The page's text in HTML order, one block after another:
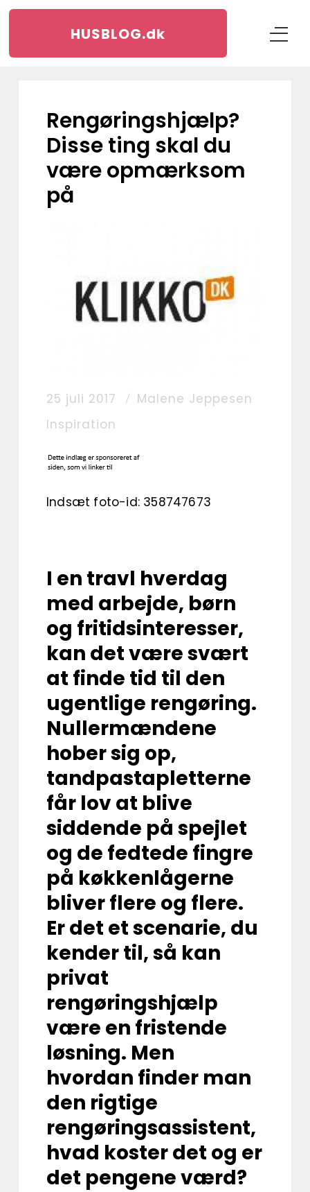
HUSBLOG.dk
Rengøringshjælp?
Disse ting skal du
være opmærksom
på
25 juli 2017
Malene Jeppesen
Inspiration
Indsæt foto-id: 358747673
I en travl hverdag
med arbejde, børn
og fritidsinteresser,
kan det være svært
at finde tid til den
ugentlige rengøring.
Nullermændene
hober sig op,
tandpastapletterne
får lov at blive
siddende på spejlet
og de fedtede fingre
på køkkenlågerne
bliver flere og flere.
Er det et scenarie, du
kender til, så kan
privat
rengøringshjælp
være en fristende
løsning. Men
hvordan finder man
den rigtige
rengøringsassistent,
hvad koster det og er
det pengene værd?